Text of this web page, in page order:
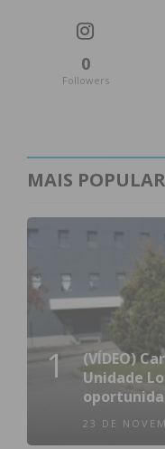
0
Followers
MAIS
1
(VÍDEO)
Unidade
23 DE